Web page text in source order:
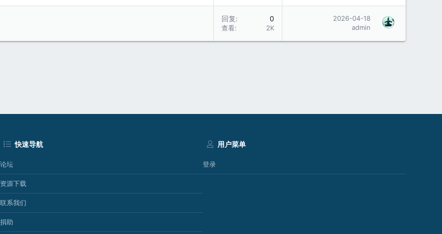
回复 0
查看 2K
2026-04-18
admin
快速导航
论坛
资源下载
联系我们
捐助
用户菜单
登录